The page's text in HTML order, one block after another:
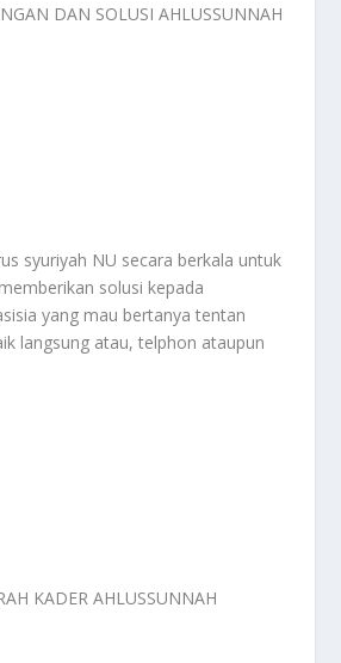
DAN SOLUSI AHLUSSUNNAH
syuriyah NU secara berkala untuk
solusi kepada
yang mau bertanya tentan
langsung atau, telphon ataupun
KADER AHLUSSUNNAH